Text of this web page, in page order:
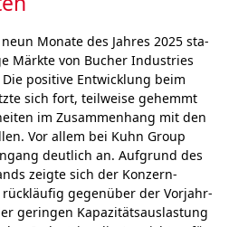
Mona­te des Jahres 2025 sta­
Märk­te von Bucher Industries
posi­tive Ent­wick­lung beim
sich fort, teilweise gehemmt
im Zusam­men­hang mit den
Vor allem bei Kuhn Group
deut­lich an. Auf­grund des
zeigte sich der Kon­zern­
rück­läufig gegen­über der Vor­jahr­
geringen Kapa­zitäts­aus­las­tung